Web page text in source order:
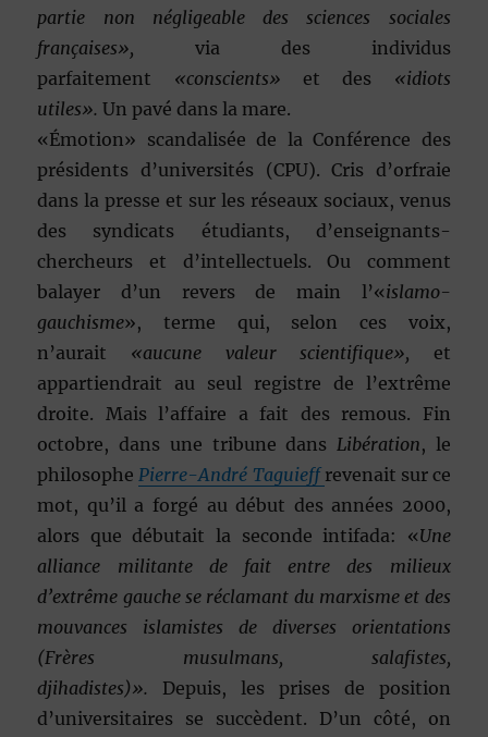
partie non négligeable des sciences sociales
françaises», via des individus
parfaitement «conscients» et des «idiots
utiles». Un pavé dans la mare.
«Émotion» scandalisée de la Conférence des
présidents d’universités (CPU). Cris d’orfraie
dans la presse et sur les réseaux sociaux, venus
des syndicats étudiants, d’enseignants-
chercheurs et d’intellectuels. Ou comment
balayer d’un revers de main l’«islamo-
gauchisme», terme qui, selon ces voix,
n’aurait «aucune valeur scientifique», et
appartiendrait au seul registre de l’extrême
droite. Mais l’affaire a fait des remous. Fin
octobre, dans une tribune dans Libération, le
philosophePierre-André Taguieff revenait sur ce
mot, qu’il a forgé au début des années 2000,
alors que débutait la seconde intifada: «Une
alliance militante de fait entre des milieux
d’extrême gauche se réclamant du marxisme et des
mouvances islamistes de diverses orientations
(Frères musulmans, salafistes,
djihadistes)». Depuis, les prises de position
d’universitaires se succèdent. D’un côté, on